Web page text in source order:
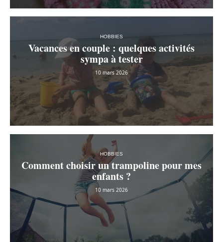
HOBBIES
Vacances en couple : quelques activités
sympa à tester
10 mars 2026
HOBBIES
Comment choisir un trampoline pour mes
enfants ?
10 mars 2026